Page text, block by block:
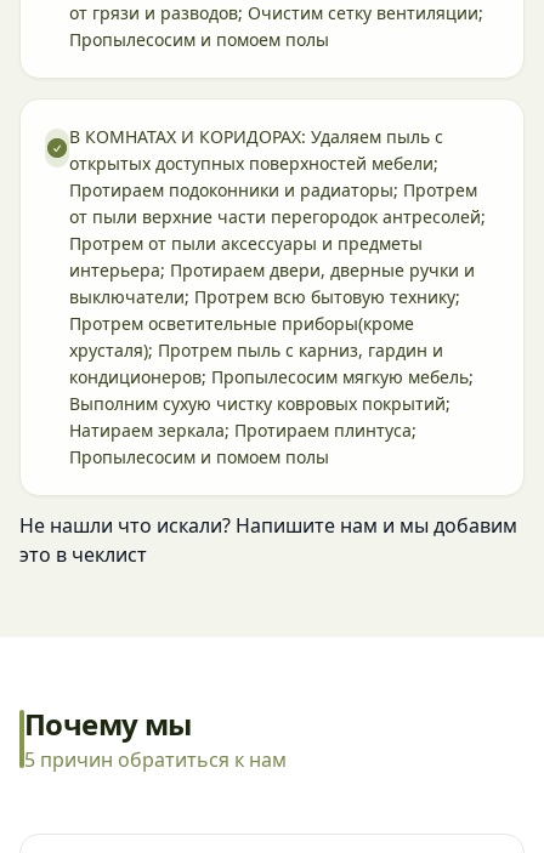
от грязи и разводов; Очистим сетку вентиляции;
Пропылесосим и помоем полы
В КОМНАТАХ И КОРИДОРАХ: Удаляем пыль с
открытых доступных поверхностей мебели;
Протираем подоконники и радиаторы; Протрем
от пыли верхние части перегородок антресолей;
Протрем от пыли аксессуары и предметы
интерьера; Протираем двери, дверные ручки и
выключатели; Протрем всю бытовую технику;
Протрем осветительные приборы(кроме
хрусталя); Протрем пыль с карниз, гардин и
кондиционеров; Пропылесосим мягкую мебель;
Выполним сухую чистку ковровых покрытий;
Натираем зеркала; Протираем плинтуса;
Пропылесосим и помоем полы
Не нашли что искали? Напишите нам и мы добавим
это в чеклист
Почему мы
5 причин обратиться к нам